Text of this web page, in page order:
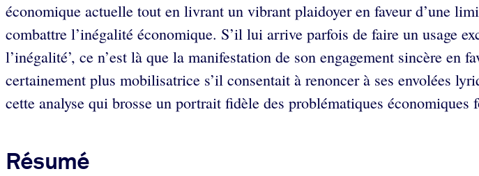
économique actuelle tout en livrant un vibrant plaidoyer en faveur d’une
combattre l’inégalité économique. S’il lui arrive parfois de faire un usage
l’inégalité’, ce n’est là que la manifestation de son engagement sincère en
certainement plus mobilisatrice s’il consentait à renoncer à ses envolées
cette analyse qui brosse un portrait fidèle des problématiques économiques
Résumé